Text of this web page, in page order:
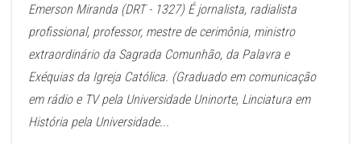
Emerson Miranda (DRT - 1327) É jornalista, radialista
profissional, professor, mestre de cerimônia, ministro
extraordinário da Sagrada Comunhão, da Palavra e
Exéquias da Igreja Católica. (Graduado em comunicação
em rádio e TV pela Universidade Uninorte, Linciatura em
História pela Universidade...